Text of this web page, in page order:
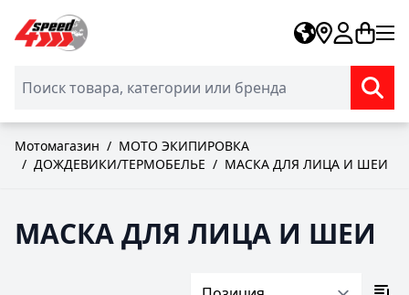
Skip to Content
Мотомагазин / МОТО ЭКИПИРОВКА
/ ДОЖДЕВИКИ/ТЕРМОБЕЛЬЕ / МАСКА ДЛЯ ЛИЦА И ШЕИ
МАСКА ДЛЯ ЛИЦА И ШЕИ